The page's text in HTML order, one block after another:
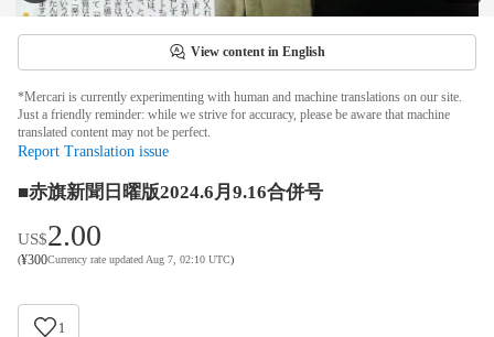
View content in English
*Mercari is currently experimenting with human and machine translations on our site.
Just a friendly reminder: while we strive for accuracy, please be aware that machine
translated content may not be perfect.
Report Translation issue
■赤旗新聞日曜版2024.6月9.16合併号
US$2.00
(¥300Currency rate updated Aug 7, 02:10 UTC)
1